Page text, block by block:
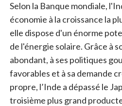
Selon la Banque mondiale,
économie à la croissance la
elle dispose d'un énorme
de l'énergie solaire. Grâce à
abondant, à ses politiques
favorables et à sa demande
propre, l’Inde a dépassé le
troisième plus grand